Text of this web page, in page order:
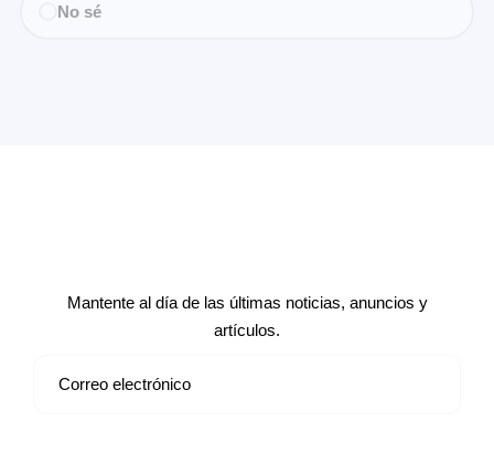
No sé
Mantente al día de las últimas noticias, anuncios y
artículos.